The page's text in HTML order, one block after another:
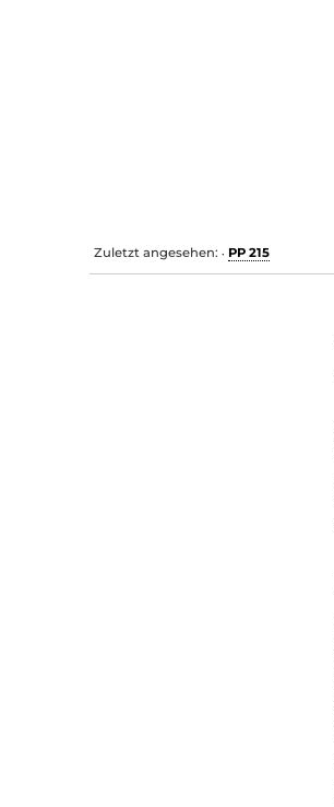
Zuletzt angesehen: • PP 215